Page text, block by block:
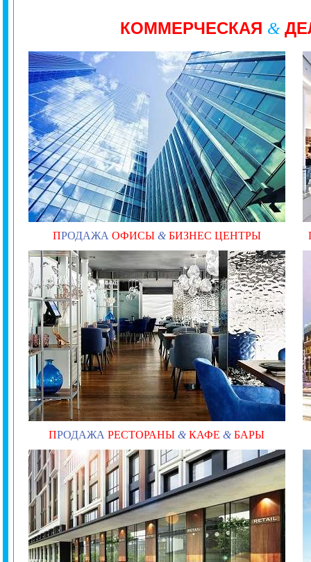
КОММЕРЧЕСКАЯ &
ПРОДАЖА ОФИСЫ & БИЗНЕС ЦЕНТРЫ
ПРОДАЖА РЕСТОРАНЫ &КАФЕ &БАРЫ